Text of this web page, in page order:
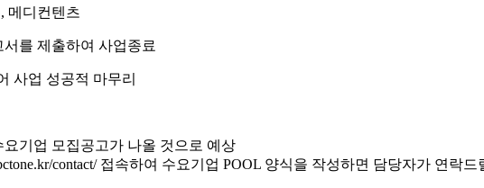
메디컨텐츠
를 제출하여 사업종료
사업 성공적 마무리
요기업 모집공고가 나올 것으로 예상
contact/ 접속하여 수요기업 POOL 양식을 작성하면 담당자가 연락드